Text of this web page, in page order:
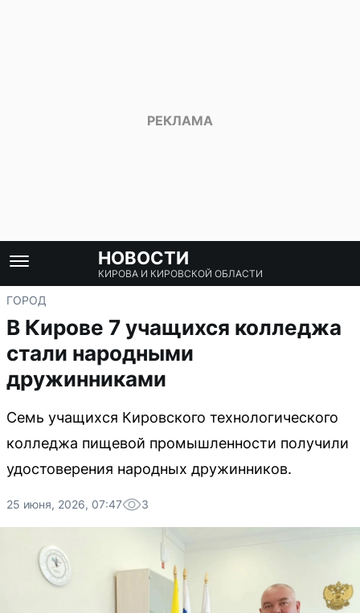
НОВОСТИ
КИРОВА И КИРОВСКОЙ ОБЛАСТИ
ГОРОД
В Кирове 7 учащихся колледжа
стали народными
дружинниками
Семь учащихся Кировского технологического
колледжа пищевой промышленности получили
удостоверения народных дружинников.
25 июня, 2026, 07:47 3